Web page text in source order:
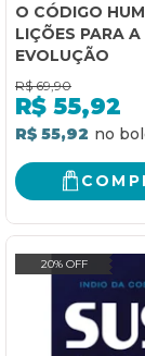
O CÓDIGO
LIÇÕES PARA
EVOLUÇÃO
R$ 69,90
R$ 55,92
R$ 55,92
20% OFF